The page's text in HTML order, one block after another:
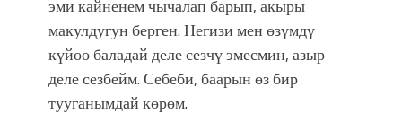
эми кайненем чычалап барып, акыры
макулдугун берген. Негизи мен өзүмдү
күйөө баладай деле сезчү эмесмин, азыр
деле сезбейм. Себеби, баарын өз бир
тууганымдай көрөм.